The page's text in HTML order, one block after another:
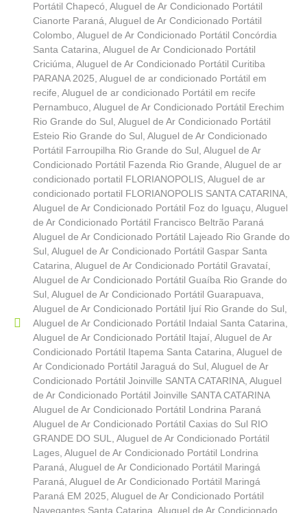
Portátil Chapecó, Aluguel de Ar Condicionado Portátil
Cianorte Paraná, Aluguel de Ar Condicionado Portátil
Colombo, Aluguel de Ar Condicionado Portátil Concórdia
Santa Catarina, Aluguel de Ar Condicionado Portátil
Criciúma, Aluguel de Ar Condicionado Portátil Curitiba
PARANA 2025, Aluguel de ar condicionado Portátil em
recife, Aluguel de ar condicionado Portátil em recife
Pernambuco, Aluguel de Ar Condicionado Portátil Erechim
Rio Grande do Sul, Aluguel de Ar Condicionado Portátil
Esteio Rio Grande do Sul, Aluguel de Ar Condicionado
Portátil Farroupilha Rio Grande do Sul, Aluguel de Ar
Condicionado Portátil Fazenda Rio Grande, Aluguel de ar
condicionado portatil FLORIANOPOLIS, Aluguel de ar
condicionado portatil FLORIANOPOLIS SANTA CATARINA,
Aluguel de Ar Condicionado Portátil Foz do Iguaçu, Aluguel
de Ar Condicionado Portátil Francisco Beltrão Paraná
Aluguel de Ar Condicionado Portátil Lajeado Rio Grande do
Sul, Aluguel de Ar Condicionado Portátil Gaspar Santa
Catarina, Aluguel de Ar Condicionado Portátil Gravataí,
Aluguel de Ar Condicionado Portátil Guaíba Rio Grande do
Sul, Aluguel de Ar Condicionado Portátil Guarapuava,
Aluguel de Ar Condicionado Portátil Ijuí Rio Grande do Sul,
Aluguel de Ar Condicionado Portátil Indaial Santa Catarina,
Aluguel de Ar Condicionado Portátil Itajaí, Aluguel de Ar
Condicionado Portátil Itapema Santa Catarina, Aluguel de
Ar Condicionado Portátil Jaraguá do Sul, Aluguel de Ar
Condicionado Portátil Joinville SANTA CATARINA, Aluguel
de Ar Condicionado Portátil Joinville SANTA CATARINA
Aluguel de Ar Condicionado Portátil Londrina Paraná
Aluguel de Ar Condicionado Portátil Caxias do Sul RIO
GRANDE DO SUL, Aluguel de Ar Condicionado Portátil
Lages, Aluguel de Ar Condicionado Portátil Londrina
Paraná, Aluguel de Ar Condicionado Portátil Maringá
Paraná, Aluguel de Ar Condicionado Portátil Maringá
Paraná EM 2025, Aluguel de Ar Condicionado Portátil
Navegantes Santa Catarina Aluguel de Ar Condicionado